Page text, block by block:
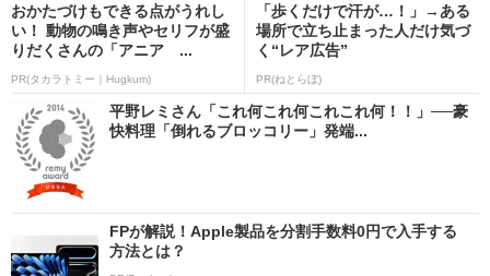
おかたづけもできる点がうれし
い！ 動物の鳴き声やセリフが盛
りだくさんの「アニア ...
PR(タカラトミー｜Hugkum)
「歩くだけで汗が…！」→ある
場所で立ち止まった人だけ気づ
く“レア広告”
PR(ねとらぼ)
平野レミさん「これ何これ何これこれ何！！」──豪
快料理「倒れるブロッコリー」発端...
FPが解説！Apple製品を分割手数料0円で入手する
方法とは？